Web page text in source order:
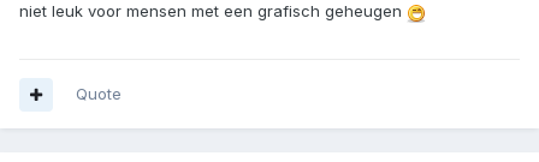
niet leuk voor mensen met een grafisch geheugen
Quote